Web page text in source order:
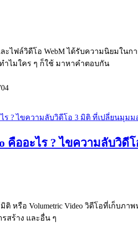
ะไฟล์วิดีโอ WebM ได้รับความนิยมใน
ำไมใคร ๆ ก็ใช้ มาหาคำตอบกัน
คืออะไร ? ไขความลับวิดี
ติ หรือ Volumetric Video วิดีโอที่เก็บภ
สร้าง และอื่น ๆ